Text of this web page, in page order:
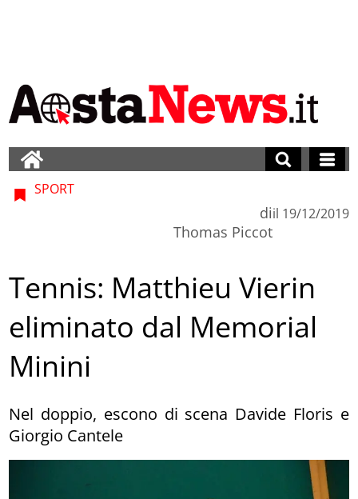
SPORT
di
Thomas Piccot
il 19/12/2019
Tennis: Matthieu Vierin
eliminato dal Memorial
Minini
Nel doppio, escono di scena Davide Floris e
Giorgio Cantele